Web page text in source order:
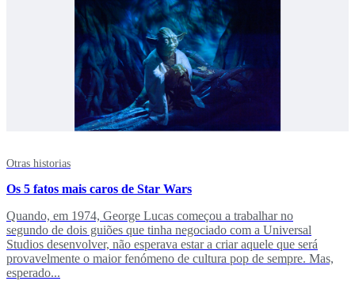
Otras historias
Os 5 fatos mais caros de Star Wars
Quando, em 1974, George Lucas começou a trabalhar no
segundo de dois guiões que tinha negociado com a Universal
Studios desenvolver, não esperava estar a criar aquele que será
provavelmente o maior fenómeno de cultura pop de sempre. Mas,
esperado...